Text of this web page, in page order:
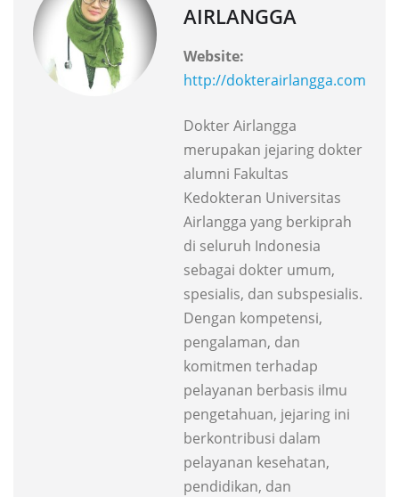
AIRLANGGA
Website:
http://dokterairlangga.com
Dokter Airlangga
merupakan jejaring dokter
alumni Fakultas
Kedokteran Universitas
Airlangga yang berkiprah
di seluruh Indonesia
sebagai dokter umum,
spesialis, dan subspesialis.
Dengan kompetensi,
pengalaman, dan
komitmen terhadap
pelayanan berbasis ilmu
pengetahuan, jejaring ini
berkontribusi dalam
pelayanan kesehatan,
pendidikan, dan